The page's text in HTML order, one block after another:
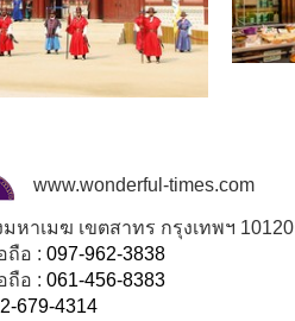
www.wonderful-times.com
าเมฆ เขตสาทร กรุงเทพฯ 10120
ถือ :097-962-3838
ถือ : 061-456-8383
679-4314